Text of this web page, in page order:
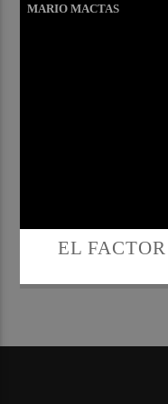
MARIO MACTAS
EL